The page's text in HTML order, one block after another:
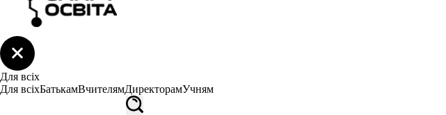
Для всіх
Для всіхБатькамВчителямДиректорамУчням